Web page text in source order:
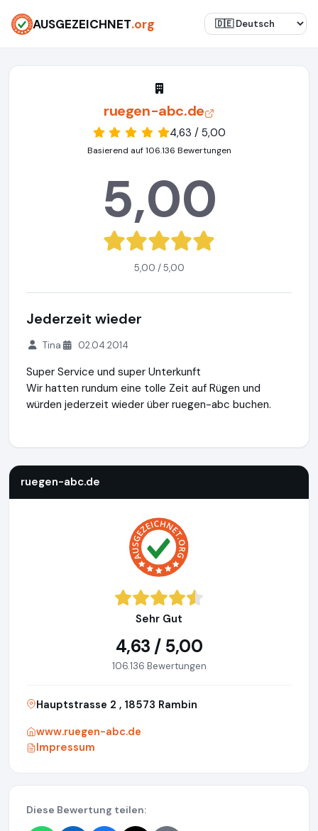
AUSGEZEICHNET.org
ruegen-abc.de
4,63 / 5,00
Basierend auf 106.136 Bewertungen
5,00
5,00 / 5,00
Jederzeit wieder
Tina 02.04.2014
Super Service und super Unterkunft
Wir hatten rundum eine tolle Zeit auf Rügen und
würden jederzeit wieder über ruegen-abc buchen.
ruegen-abc.de
Sehr Gut
4,63 / 5,00
106.136 Bewertungen
Hauptstrasse 2 , 18573 Rambin
www.ruegen-abc.de
Impressum
Diese Bewertung teilen: